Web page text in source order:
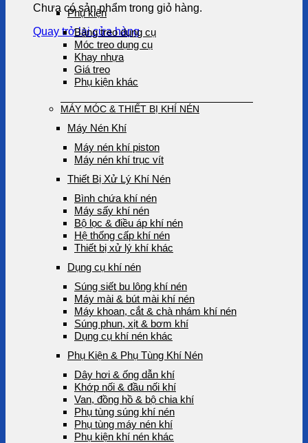
Chưa có sản phẩm trong giỏ hàng.
Quay trở lại cửa hàng
Phụ kiện
Bảng treo dụng cụ
Móc treo dụng cụ
Khay nhựa
Giá treo
Phụ kiện khác
MÁY MÓC & THIẾT BỊ KHÍ NÉN
Máy Nén Khí
Máy nén khí piston
Máy nén khí trục vít
Thiết Bị Xử Lý Khí Nén
Bình chứa khí nén
Máy sấy khí nén
Bộ lọc & điều áp khí nén
Hệ thống cấp khí nén
Thiết bị xử lý khí khác
Dụng cụ khí nén
Súng siết bu lông khí nén
Máy mài & bút mài khí nén
Máy khoan, cắt & chà nhám khí nén
Súng phun, xịt & bơm khí
Dụng cụ khí nén khác
Phụ Kiện & Phụ Tùng Khí Nén
Dây hơi & ống dẫn khí
Khớp nối & đầu nối khí
Van, đồng hồ & bộ chia khí
Phụ tùng súng khí nén
Phụ tùng máy nén khí
Phụ kiện khí nén khác